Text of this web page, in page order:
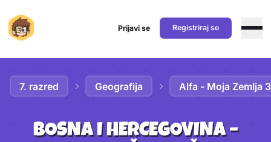
Prijavi se Registriraj se
7. razred Geografija Alfa - Moja Zemlja 3
BOSNA I HERCEGOVINA –